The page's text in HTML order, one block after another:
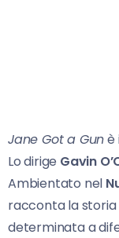
Jane Got a Gunè
Lo dirige Gavin
Ambientato nel
racconta la storia
determinata a